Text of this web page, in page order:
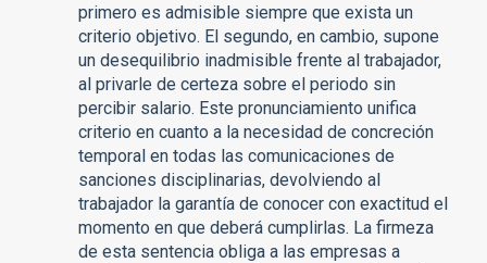
primero es admisible siempre que exista un
criterio objetivo. El segundo, en cambio, supone
un desequilibrio inadmisible frente al trabajador,
al privarle de certeza sobre el periodo sin
percibir salario. Este pronunciamiento unifica
criterio en cuanto a la necesidad de concreción
temporal en todas las comunicaciones de
sanciones disciplinarias, devolviendo al
trabajador la garantía de conocer con exactitud el
momento en que deberá cumplirlas. La firmeza
de esta sentencia obliga a las empresas a